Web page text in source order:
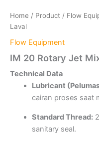
Home / Product / Flow
Laval
Flow Equipment
IM 20 Rotary Jet
Technical Data
Lubricant
cairan proses saat
Standard Thread:
sanitary seal.